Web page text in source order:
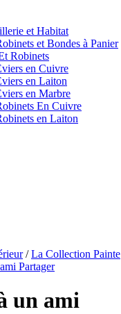
et Habitat
et Bondes à Panier
Robinets
en Cuivre
en Laiton
en Marbre
En Cuivre
en Laiton
/La Collection Painte
Partager
un ami